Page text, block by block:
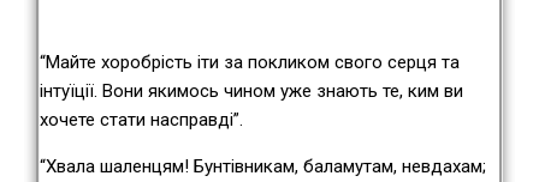
“Майте хоробрість іти за покликом свого серця та
інтуїції. Вони якимось чином уже знають те, ким ви
хочете стати насправді”.
“Хвала шаленцям! Бунтівникам, баламутам, невдахам;